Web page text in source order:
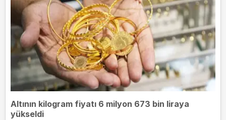
Altının kilogram fiyatı 6 milyon 673 bin liraya
yükseldi